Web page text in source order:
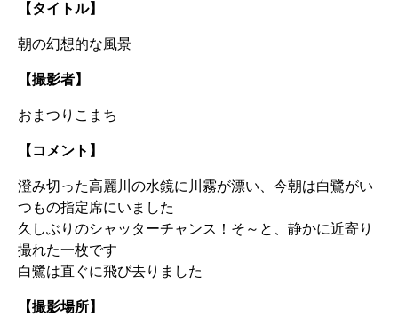
【タイトル】
朝の幻想的な風景
【撮影者】
おまつりこまち
【コメント】
澄み切った高麗川の水鏡に川霧が漂い、今朝は白鷺がい
つもの指定席にいました
久しぶりのシャッターチャンス！そ～と、静かに近寄り
撮れた一枚です
白鷺は直ぐに飛び去りました
【撮影場所】